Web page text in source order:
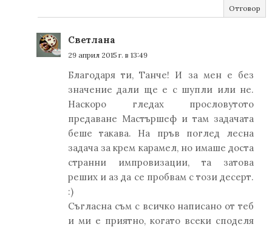
Отговор
Светлана
29 април 2015 г. в 13:49
Благодаря ти, Танче! И за мен е без
значение дали ще е с шупли или не.
Наскоро гледах прословутото
предаване Мастършеф и там задачата
беше такава. На пръв поглед лесна
задача за крем карамел, но имаше доста
странни импровизации, та затова
реших и аз да се пробвам с този десерт.
:)
Съгласна съм с всичко написано от теб
и ми е приятно, когато всеки споделя